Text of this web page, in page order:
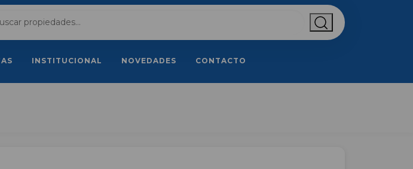
INSTITUCIONAL NOVEDADES CONTACTO